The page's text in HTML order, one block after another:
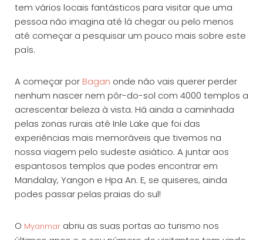
tem vários locais fantásticos para visitar que uma
pessoa não imagina até lá chegar ou pelo menos
até começar a pesquisar um pouco mais sobre este
país.
A começar por Bagan onde não vais querer perder
nenhum nascer nem pôr-do-sol com 4000 templos a
acrescentar beleza à vista. Há ainda a caminhada
pelas zonas rurais até Inle Lake que foi das
experiências mais memoráveis que tivemos na
nossa viagem pelo sudeste asiático. A juntar aos
espantosos templos que podes encontrar em
Mandalay, Yangon e Hpa An. E, se quiseres, ainda
podes passar pelas praias do sul!
O Myanmar abriu as suas portas ao turismo nos